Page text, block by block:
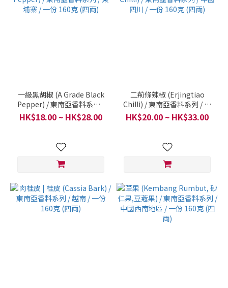
一級黑胡椒 (A Grade Black
Pepper) / 東南亞香料系列 /
柬埔寨 / 一份 160克 (四両)
HK$18.00 ~ HK$28.00
二荊條辣椒 (Erjingtiao
Chilli) / 東南亞香料系列 / 中
國四川 / 一份 160克 (四両)
HK$20.00 ~ HK$33.00